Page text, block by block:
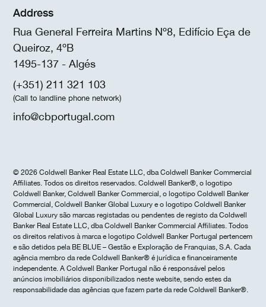
Address
Rua General Ferreira Martins Nº8, Edifício Eça de
Queiroz, 4ºB
1495-137 - Algés
(+351) 211 321 103
(Call to landline phone network)
info@cbportugal.com
© 2026 Coldwell Banker Real Estate LLC, dba Coldwell Banker Commercial
Affiliates. Todos os direitos reservados. Coldwell Banker®, o logotipo
Coldwell Banker, Coldwell Banker Commercial, o logotipo Coldwell Banker
Commercial, Coldwell Banker Global Luxury e o logotipo Coldwell Banker
Global Luxury são marcas registadas ou pendentes de registo da Coldwell
Banker Real Estate LLC, dba Coldwell Banker Commercial Affiliates. Todos
os direitos relativos à marca e logotipo Coldwell Banker Portugal pertencem
e são detidos pela BE BLUE – Gestão e Exploração de Franquias, S.A. Cada
agência membro da rede Coldwell Banker® é jurídica e financeiramente
independente. A Coldwell Banker Portugal não é responsável pelos
anúncios imobiliários disponibilizados neste website, sendo estes da
responsabilidade das agências que fazem parte da rede Coldwell Banker®.